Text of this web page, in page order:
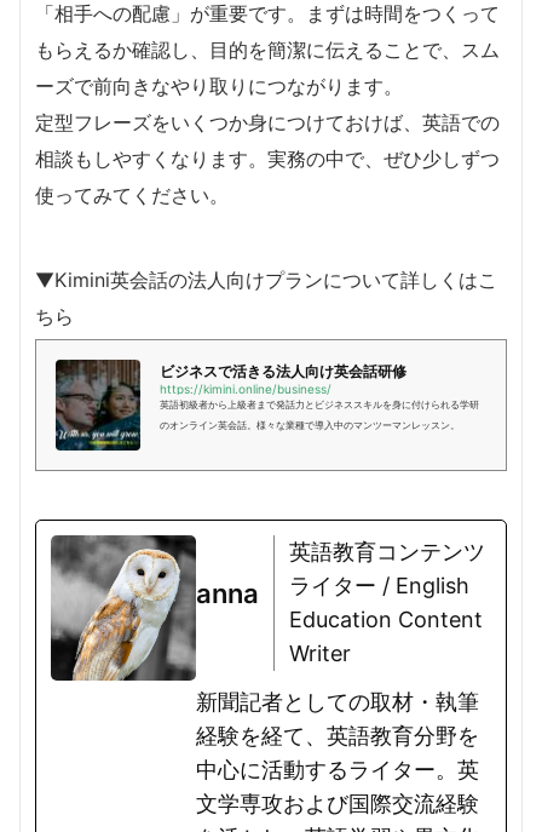
「相手への配慮」が重要です。まずは時間をつくって
もらえるか確認し、目的を簡潔に伝えることで、スム
ーズで前向きなやり取りにつながります。
定型フレーズをいくつか身につけておけば、英語での
相談もしやすくなります。実務の中で、ぜひ少しずつ
使ってみてください。
▼Kimini英会話の法人向けプランについて詳しくはこ
ちら
ビジネスで活きる法人向け英会話研修
https://kimini.online/business/
英語初級者から上級者まで発話力とビジネススキルを身に付けられる学研
のオンライン英会話。様々な業種で導入中のマンツーマンレッスン。
anna
英語教育コンテンツ
ライター / English
Education Content
Writer
新聞記者としての取材・執筆
経験を経て、英語教育分野を
中心に活動するライター。英
文学専攻および国際交流経験